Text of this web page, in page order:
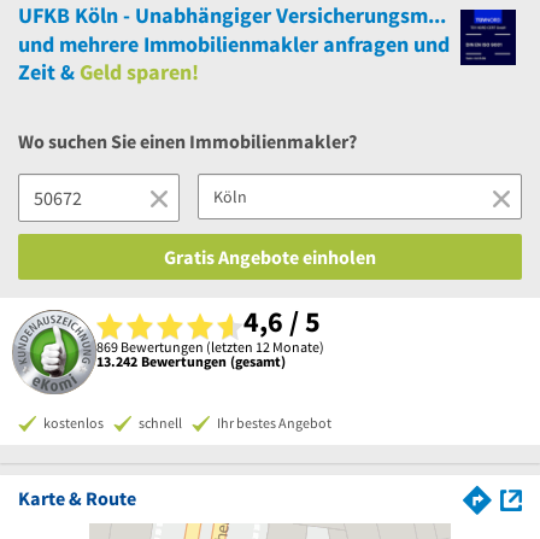
UFKB Köln - Unabhängiger Versicherungsmakler Köln
und mehrere Immobilienmakler anfragen und
Zeit &Geld sparen!
Wo suchen Sie einen Immobilienmakler?
Gratis Angebote einholen
4,6 / 5
869 Bewertungen (letzten 12 Monate)
13.242 Bewertungen (gesamt)
kostenlos schnell Ihr bestes Angebot
Karte & Route